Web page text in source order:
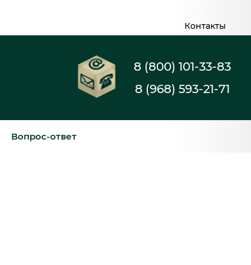
Контакты
8 (800) 101-33-83
8 (968) 593-21-71
Вопрос-ответ